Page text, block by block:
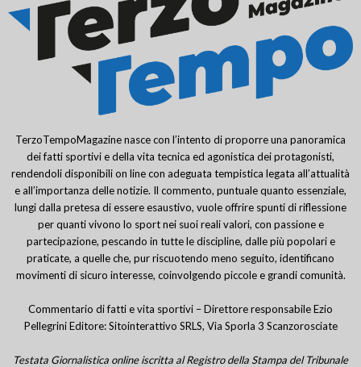
TerzoTempoMagazine nasce con l’intento di proporre una panoramica
dei fatti sportivi e della vita tecnica ed agonistica dei protagonisti,
rendendoli disponibili on line con adeguata tempistica legata all’attualità
e all’importanza delle notizie. Il commento, puntuale quanto essenziale,
lungi dalla pretesa di essere esaustivo, vuole offrire spunti di riflessione
per quanti vivono lo sport nei suoi reali valori, con passione e
partecipazione, pescando in tutte le discipline, dalle più popolari e
praticate, a quelle che, pur riscuotendo meno seguito, identificano
movimenti di sicuro interesse, coinvolgendo piccole e grandi comunità.
Commentario di fatti e vita sportivi – Direttore responsabile Ezio
Pellegrini Editore: Sitointerattivo SRLS, Via Sporla 3 Scanzorosciate
Testata Giornalistica online iscritta al Registro della Stampa del Tribunale